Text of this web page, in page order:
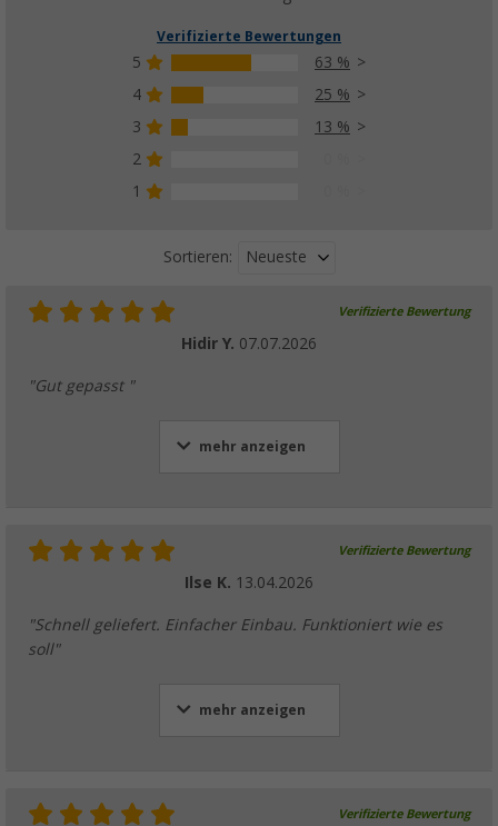
Verifizierte Bewertungen
5
63 %
4
25 %
3
13 %
2
1
Sortieren: Neueste
Verifizierte Bewertung
Hidir Y. 07.07.2026
"Gut gepasst "
mehr anzeigen
Verifizierte Bewertung
Ilse K. 13.04.2026
"Schnell geliefert. Einfacher Einbau. Funktioniert wie es
soll"
mehr anzeigen
Verifizierte Bewertung